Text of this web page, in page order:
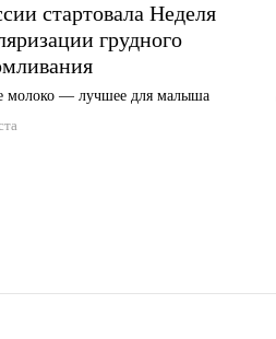
стартовала Неделя
грудного
молоко — лучшее для малыша